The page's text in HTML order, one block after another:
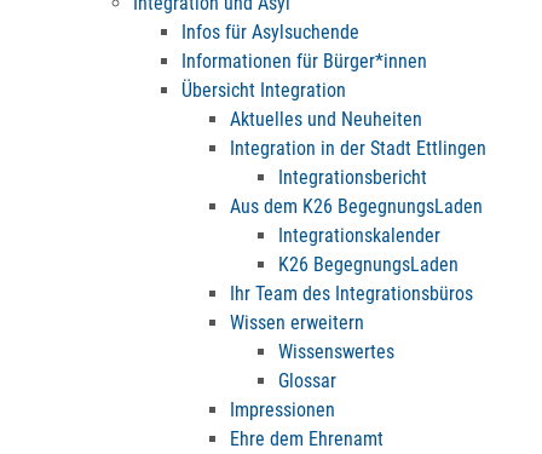
Infos für Asylsuchende
Informationen für Bürger*innen
Übersicht Integration
Aktuelles und Neuheiten
Integration in der Stadt Ettlingen
Integrationsbericht
Aus dem K26 BegegnungsLaden
Integrationskalender
K26 BegegnungsLaden
Ihr Team des Integrationsbüros
Wissen erweitern
Wissenswertes
Glossar
Impressionen
Ehre dem Ehrenamt